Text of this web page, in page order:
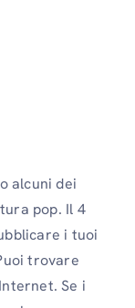
alcuni dei
pop. Il 4
i tuoi
trovare
Se i